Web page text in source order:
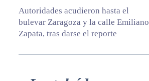
Autoridades acudieron hasta el
bulevar Zaragoza y la calle Emiliano
Zapata, tras darse el reporte